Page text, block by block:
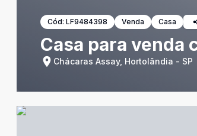
Cód: LF9484398 Venda Casa
Casa para venda
Chácaras Assay, Hortolândia - SP